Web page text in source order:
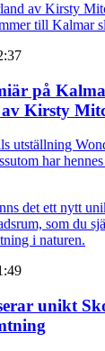
på
Kirsty
utställning
har
unikt